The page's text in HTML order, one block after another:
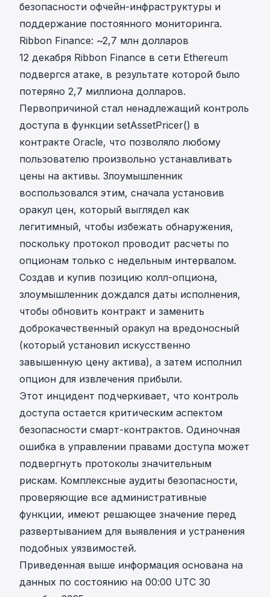
безопасности офчейн-инфраструктуры и
поддержание постоянного мониторинга.
Ribbon Finance: ~2,7 млн долларов
12 декабря Ribbon Finance в сети Ethereum
подвергся атаке, в результате которой было
потеряно 2,7 миллиона долларов.
Первопричиной стал ненадлежащий контроль
доступа в функции setAssetPricer() в
контракте Oracle, что позволяло любому
пользователю произвольно устанавливать
цены на активы. Злоумышленник
воспользовался этим, сначала установив
оракул цен, который выглядел как
легитимный, чтобы избежать обнаружения,
поскольку протокол проводит расчеты по
опционам только с недельным интервалом.
Создав и купив позицию колл-опциона,
злоумышленник дождался даты исполнения,
чтобы обновить контракт и заменить
доброкачественный оракул на вредоносный
(который установил искусственно
завышенную цену актива), а затем исполнил
опцион для извлечения прибыли.
Этот инцидент подчеркивает, что контроль
доступа остается критическим аспектом
безопасности смарт-контрактов. Одиночная
ошибка в управлении правами доступа может
подвергнуть протоколы значительным
рискам. Комплексные аудиты безопасности,
проверяющие все административные
функции, имеют решающее значение перед
развертыванием для выявления и устранения
подобных уязвимостей.
Приведенная выше информация основана на
данных по состоянию на 00:00 UTC 30